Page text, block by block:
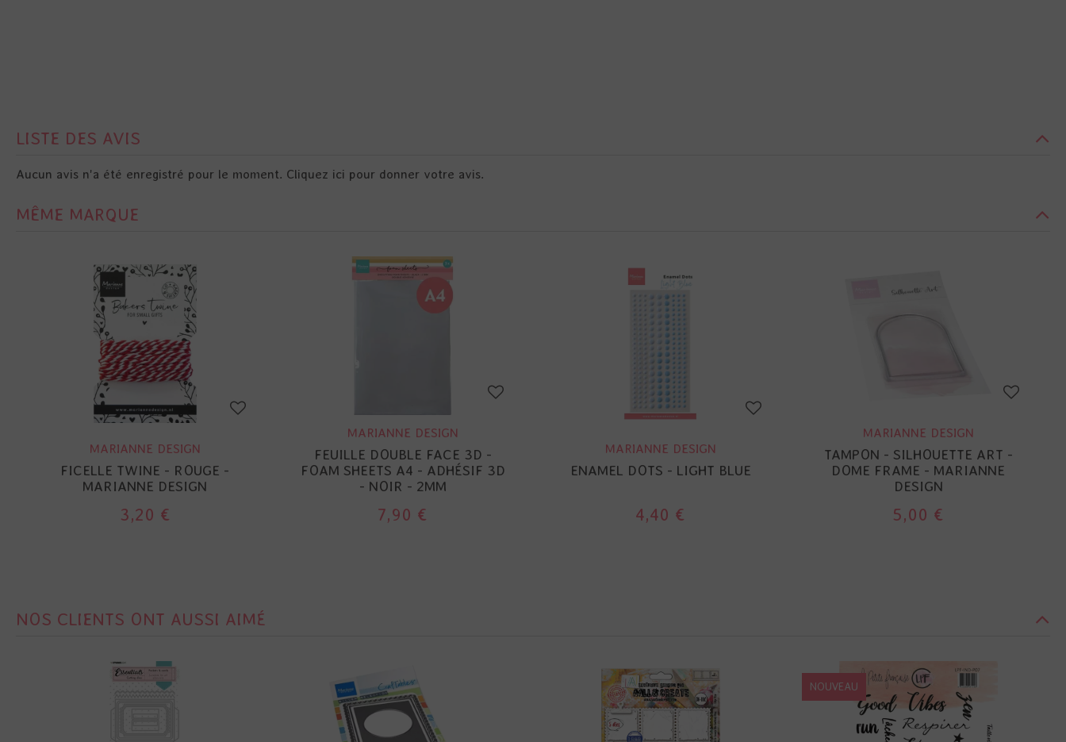
LISTE DES AVIS
Aucun avis n'a été enregistré pour le moment. Cliquez ici pour donner votre avis.
MÊME MARQUE
MARIANNE DESIGN
FICELLE TWINE - ROUGE -
MARIANNE DESIGN
3,20 €
MARIANNE DESIGN
FEUILLE DOUBLE FACE 3D -
FOAM SHEETS A4 - ADHÉSIF 3D
- NOIR - 2MM
7,90 €
MARIANNE DESIGN
ENAMEL DOTS - LIGHT BLUE
4,40 €
MARIANNE DESIGN
TAMPON - SILHOUETTE ART -
DOME FRAME - MARIANNE
DESIGN
5,00 €
NOS CLIENTS ONT AUSSI AIMÉ
NOUVEAU